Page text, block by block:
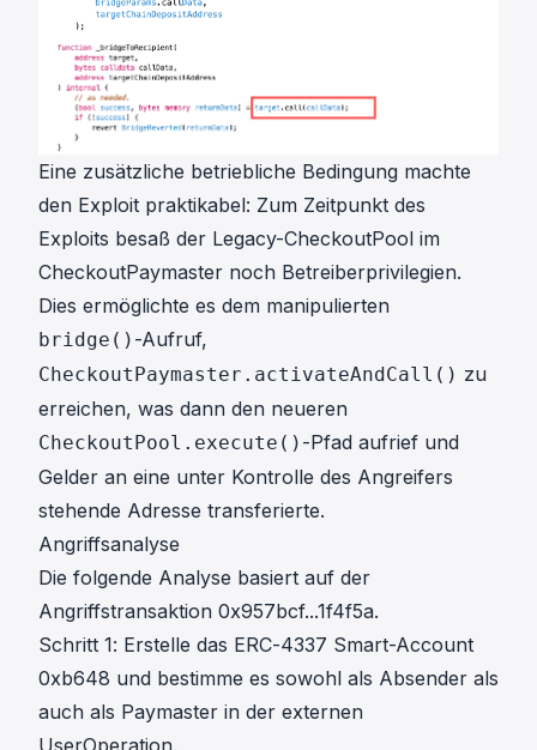
Eine zusätzliche betriebliche Bedingung machte
den Exploit praktikabel: Zum Zeitpunkt des
Exploits besaß der Legacy-CheckoutPool im
CheckoutPaymaster noch Betreiberprivilegien.
Dies ermöglichte es dem manipulierten
bridge() -Aufruf,
CheckoutPaymaster.activateAndCall() zu
erreichen, was dann den neueren
CheckoutPool.execute() -Pfad aufrief und
Gelder an eine unter Kontrolle des Angreifers
stehende Adresse transferierte.
Angriffsanalyse
Die folgende Analyse basiert auf der
Angriffstransaktion 0x957bcf...1f4f5a.
Schritt 1: Erstelle das ERC-4337 Smart-Account
0xb648 und bestimme es sowohl als Absender als
auch als Paymaster in der externen
UserOperation.